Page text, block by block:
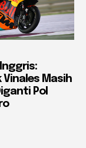
Vinales Masih
Pol